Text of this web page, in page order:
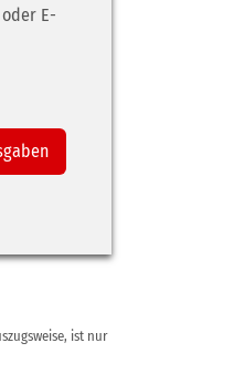
E-
ist nur